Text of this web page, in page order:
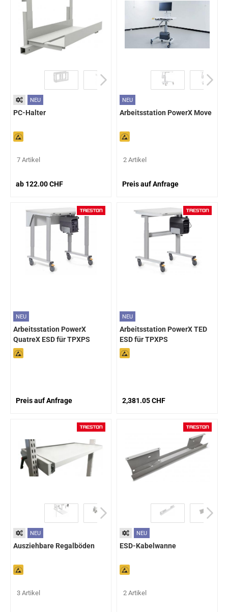
NEU
PC-Halter
7 Artikel
ab 122.00 CHF
NEU
Arbeitsstation PowerX Move
2 Artikel
Preis auf Anfrage
NEU
Arbeitsstation PowerX
QuatreX ESD für TPXPS
Preis auf Anfrage
NEU
Arbeitsstation PowerX TED
ESD für TPXPS
2,381.05 CHF
NEU
Ausziehbare Regalböden
3 Artikel
NEU
ESD-Kabelwanne
2 Artikel